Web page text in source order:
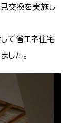
交換を実施し
て省エネ住宅
した。